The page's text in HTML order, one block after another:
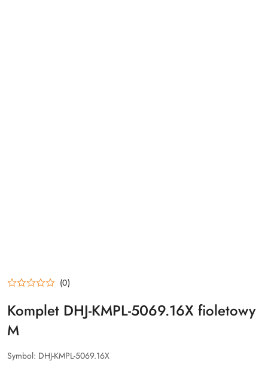
(0)
Komplet DHJ-KMPL-5069.16X fioletowy
M
Symbol: DHJ-KMPL-5069.16X